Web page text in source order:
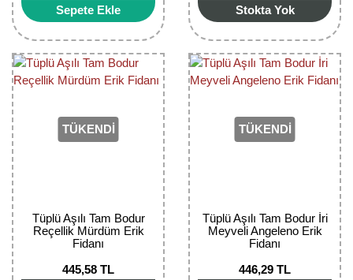
Sepete Ekle
Stokta Yok
TÜKENDİ
Tüplü Aşılı Tam Bodur
Reçellik Mürdüm Erik
Fidanı
445,58 TL
TÜKENDİ
Tüplü Aşılı Tam Bodur İri
Meyveli Angeleno Erik
Fidanı
446,29 TL
Bektaşi Üzümü Fidanı
Böğürtlen Fidanı
Ceviz Fidanı
Dut Fidanı
Feijoa Fidanı
Fidan Anaçları ve Aşı Kalemleri
Nostaljik Güller
Peyzaj Gülleri
Sarmaşık(Çardak) Gül Fidanları
Ters Lale Soğanı
Yılbaşı Gülü Çiçeği
Zambak Soğanı